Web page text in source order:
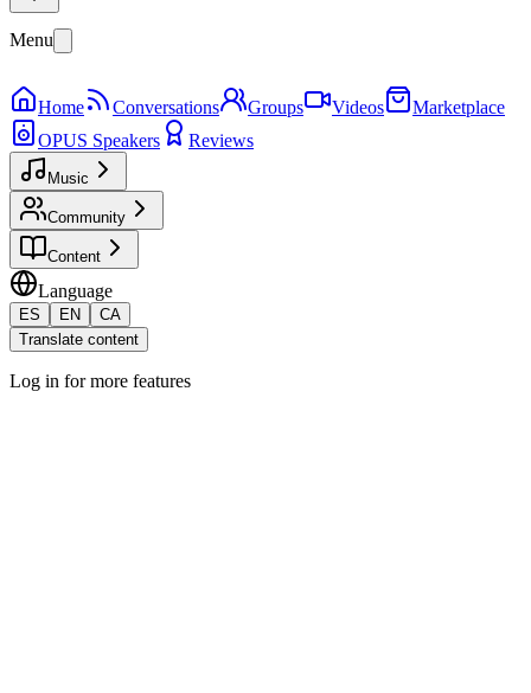
Menu
Home Conversations Groups Videos
Marketplace
OPUS Speakers
Reviews
Music
Community
Content
Language
ES EN
CA
Translate content
Log in for more features